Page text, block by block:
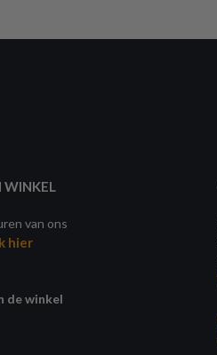
WINKEL
van ons
hier
de winkel